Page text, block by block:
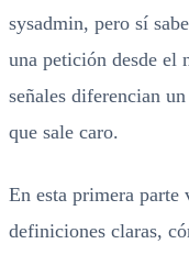
sysadmin, pero sí
una petición desde el
señales diferencian
que sale caro.
En esta primera parte
definiciones claras,